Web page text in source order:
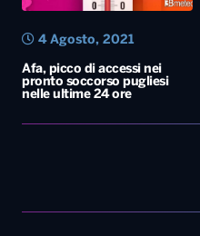
Afa, picco di accessi nei
pronto soccorso pugliesi
nelle ultime 24 ore
4 Agosto, 2021